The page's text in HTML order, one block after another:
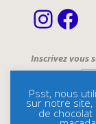
Inscrivez vous
Name
Psst, nous
sur notre site,
de